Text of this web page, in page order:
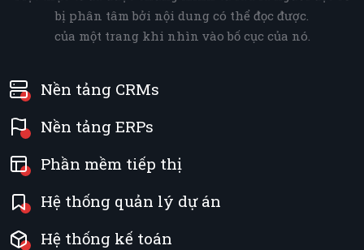
bị phân tâm bởi nội dung có thể đọc được.
của một trang khi nhìn vào bố cục của nó.
Nền tảng CRMs
Nền tảng ERPs
Phần mềm tiếp thị
Hệ thống quản lý dự án
Hệ thống kế toán